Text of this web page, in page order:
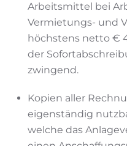
Arbeitsmittel bei
Vermietungs- und
höchstens netto €
der
zwingend.
Kopien aller
eigenständig
welche das